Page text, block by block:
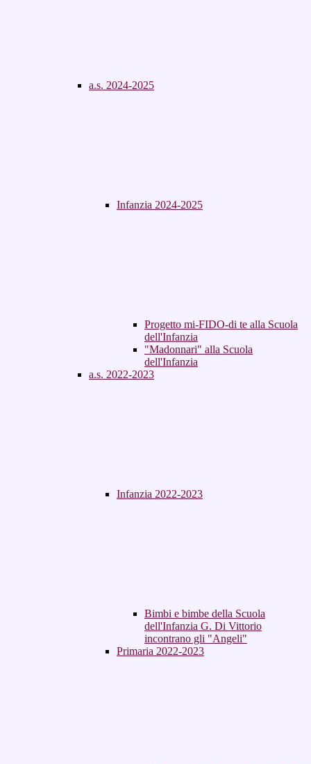
a.s. 2024-2025
Infanzia 2024-2025
Progetto mi-FIDO-di te alla Scuola
dell'Infanzia
"Madonnari" alla Scuola
dell'Infanzia
a.s. 2022-2023
Infanzia 2022-2023
Bimbi e bimbe della Scuola
dell'Infanzia G. Di Vittorio
incontrano gli "Angeli"
Primaria 2022-2023